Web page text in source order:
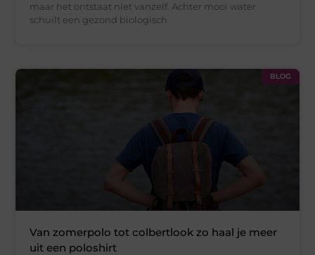
maar het ontstaat niet vanzelf. Achter mooi water
schuilt een gezond biologisch
BLOG
Van zomerpolo tot colbertlook zo haal je meer
uit een poloshirt